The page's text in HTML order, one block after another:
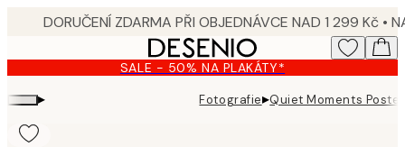
content.
SALE - 50% NA PLAKÁTY*
▸ Fotografie▸Quiet Moments Poster